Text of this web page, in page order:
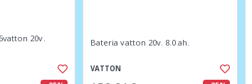
20v.
Bateria vatton 20v. 8.0 ah.
VATTON